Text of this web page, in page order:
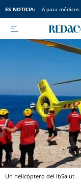
ES NOTICIA: IA para médicos
Un helicóptero del IbSalut.